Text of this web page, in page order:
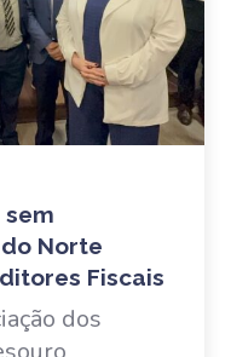
sem
Norte
Fiscais
dos